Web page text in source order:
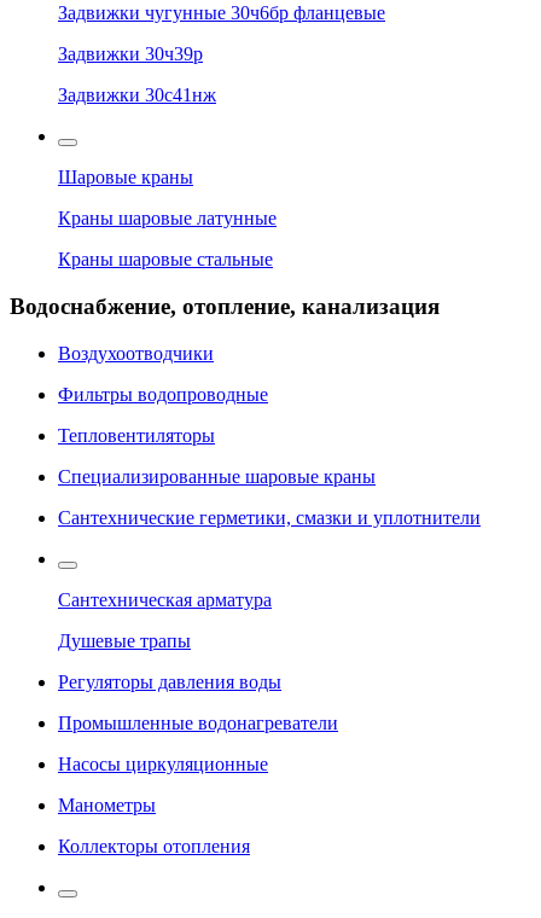
Задвижки чугунные 30ч6бр фланцевые
Задвижки 30ч39р
Задвижки 30с41нж
Шаровые краны
Краны шаровые латунные
Краны шаровые стальные
Водоснабжение, отопление, канализация
Воздухоотводчики
Фильтры водопроводные
Тепловентиляторы
Специализированные шаровые краны
Сантехнические герметики, смазки и уплотнители
Сантехническая арматура
Душевые трапы
Регуляторы давления воды
Промышленные водонагреватели
Насосы циркуляционные
Манометры
Коллекторы отопления